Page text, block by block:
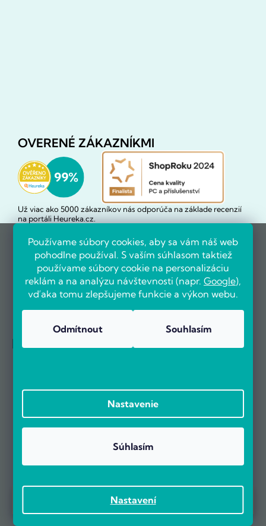
Používame súbory cookies, aby sa vám náš web
pohodlne používal. S vaším súhlasom taktiež
používame súbory cookie na personalizáciu
reklám a na analýzu návštevnosti (napr. Google),
vďaka tomu zlepšujeme funkcie a výkon webu.
Nastavení
Odmítnout Souhlasím
Nastavenie
Súhlasím
Prebieha Masaker cien! Navyše objednávky nad 100 EUR sú s
OVERENÉ ZÁKAZNÍKMI
Už viac ako 5000 zákazníkov nás odporúča na základe recenzií
na portáli Heureka.cz.
Recenzie zákazníkov z Heureky
Referencie firiem